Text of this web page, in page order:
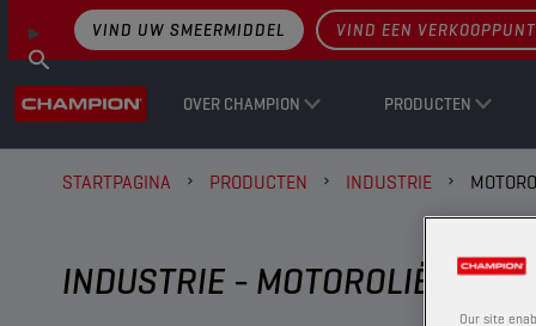
OVER CHAMPION PRODUCTEN
VIND UW SMEERMIDDEL VIND EEN VERKOOPPUNT
STARTPAGINA PRODUCTEN INDUSTRIE
INDUSTRIE - MOTOROLIËN
Our site